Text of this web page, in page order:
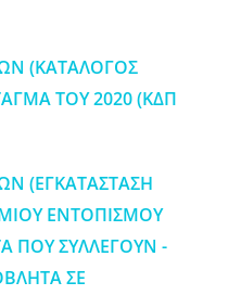
(ΚΑΤΑΛΟΓΟΣ
ΤΟΥ 2020 (ΚΔΠ
(ΕΓΚΑΤΑΣΤΑΣΗ
ΕΝΤΟΠΙΣΜΟΥ
ΠΟΥ ΣΥΛΛΕΓΟΥΝ -
ΣΕ